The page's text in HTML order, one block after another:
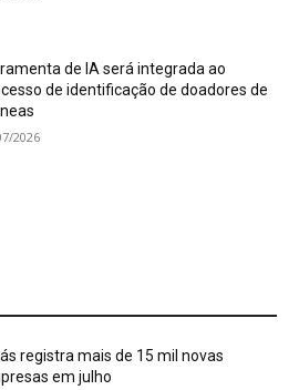
de IA será integrada ao
de identificação de doadores de
2026
registra mais de 15 mil novas
em julho